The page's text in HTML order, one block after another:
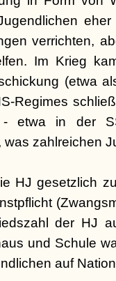
verrichten,
Im Krieg
(etwa
Regimes
etwa in der
was zahlreichen
HJ gesetzlich
der HJ
und Schule
auf